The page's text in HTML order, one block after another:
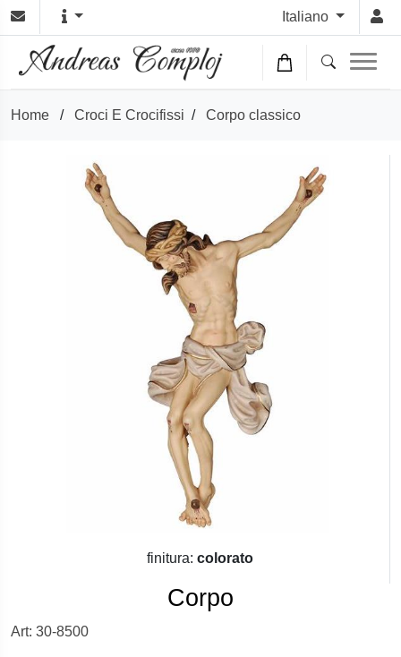
Italiano
Home / Croci E Crocifissi / Corpo classico
finitura: colorato
Corpo
Art: 30-8500